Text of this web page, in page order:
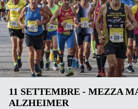
11 SETTEMBRE - MEZZA
ALZHEIMER